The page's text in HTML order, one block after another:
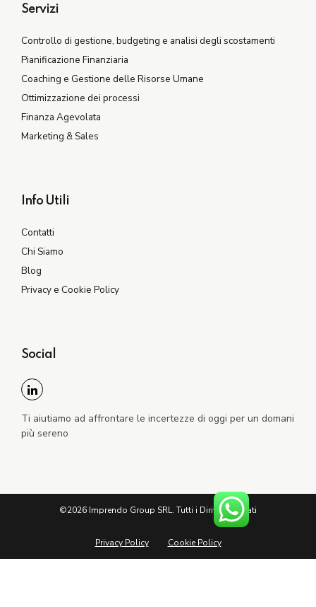
Servizi
Controllo di gestione, budgeting e analisi degli scostamenti
Pianificazione Finanziaria
Coaching e Gestione delle Risorse Umane
Ottimizzazione dei processi
Finanza Agevolata
Marketing & Sales
Info Utili
Contatti
Chi Siamo
Blog
Privacy e Cookie Policy
Social
Ti aiutiamo ad affrontare le incertezze di oggi per un domani
più sereno
©2026 Imprendo Group SRL. Tutti i Diritti Riservati
Privacy Policy Cookie Policy